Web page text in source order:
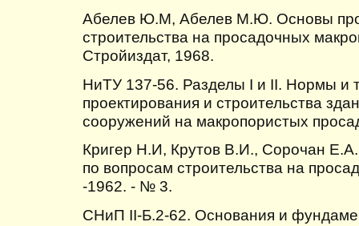
Абелев Ю.М, Абелев М.Ю. Основы
строительства на просадочных
Стройиздат, 1968.
НиТУ 137-56. Разделы I и II. Нормы и
проектирования и строительства
сооружений на макропористых
Кригер Н.И, Крутов В.И., Сорочан
по вопросам строительства на
-1962. - № 3.
СНиП II-Б.2-62. Основания и